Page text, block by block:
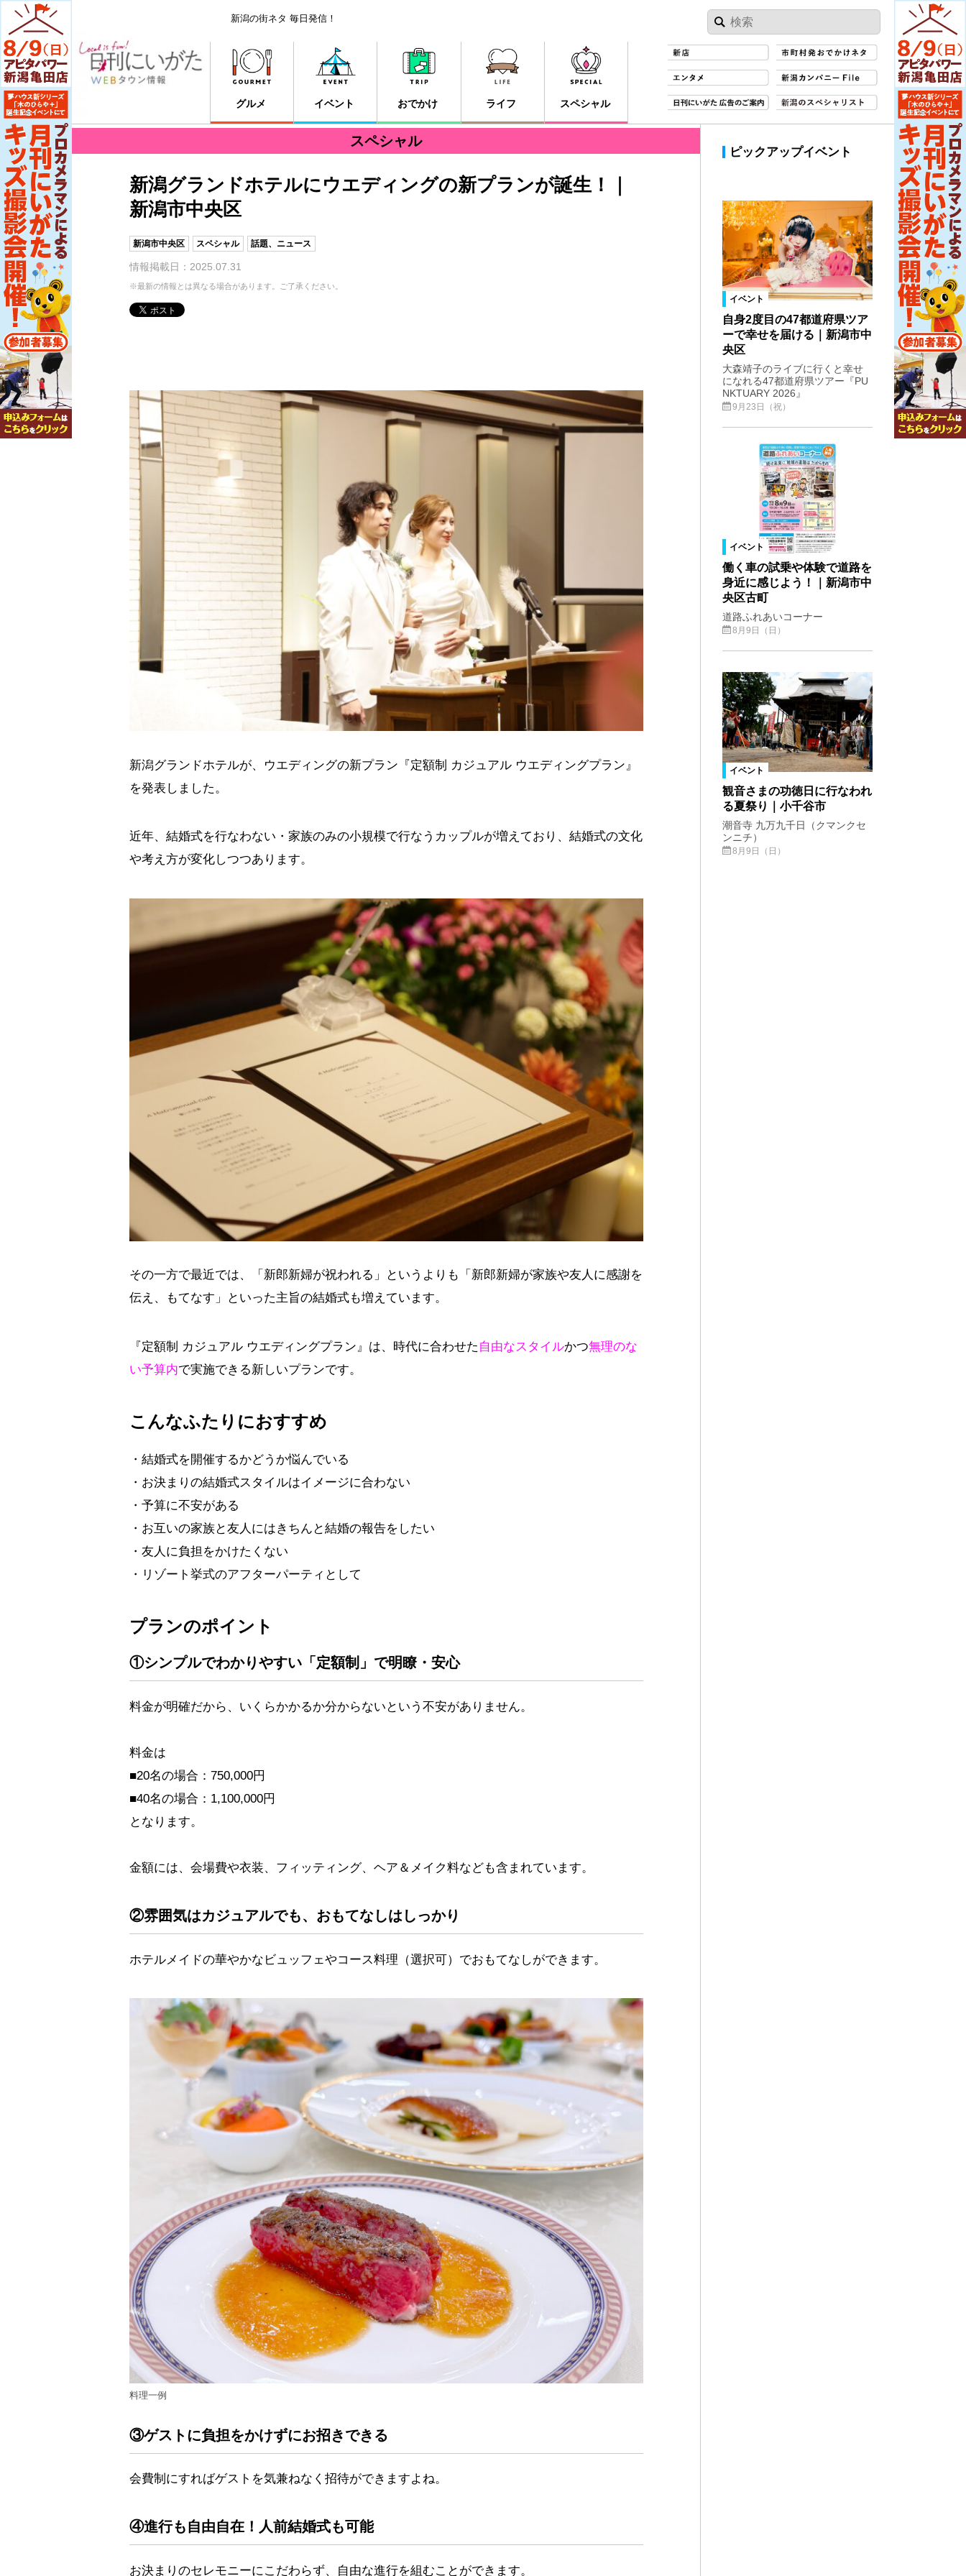
新潟の街ネタ 毎日発信！
グルメ イベント おでかけ ライフ スペシャル
スペシャル
新潟グランドホテルにウエディングの新プランが誕生！｜
新潟市中央区
新潟市中央区 スペシャル 話題、ニュース
情報掲載日：2025.07.31
※最新の情報とは異なる場合があります。ご了承ください。
新潟グランドホテルが、ウエディングの新プラン『定額制 カジュアル ウエディングプラン』
を発表しました。
近年、結婚式を行なわない・家族のみの小規模で行なうカップルが増えており、結婚式の文化
や考え方が変化しつつあります。
その一方で最近では、「新郎新婦が祝われる」というよりも「新郎新婦が家族や友人に感謝を
伝え、もてなす」といった主旨の結婚式も増えています。
『定額制 カジュアル ウエディングプラン』は、時代に合わせた 自由なスタイルかつ無理のな
い予算内で実施できる新しいプランです。
こんなふたりにおすすめ
・結婚式を開催するかどうか悩んでいる
・お決まりの結婚式スタイルはイメージに合わない
・予算に不安がある
・お互いの家族と友人にはきちんと結婚の報告をしたい
・友人に負担をかけたくない
・リゾート挙式のアフターパーティとして
プランのポイント
①シンプルでわかりやすい「定額制」で明瞭・安心
料金が明確だから、いくらかかるか分からないという不安がありません。
料金は
■20名の場合：750,000円
■40名の場合：1,100,000円
となります。
金額には、会場費や衣装、フィッティング、ヘア＆メイク料なども含まれています。
②雰囲気はカジュアルでも、おもてなしはしっかり
ホテルメイドの華やかなビュッフェやコース料理（選択可）でおもてなしができます。
料理一例
③ゲストに負担をかけずにお招きできる
会費制にすればゲストを気兼ねなく招待ができますよね。
④進行も自由自在！人前結婚式も可能
お決まりのセレモニーにこだわらず、自由な進行を組むことができます。
ピックアップイベント
イベント
自身2度目の47都道府県ツア
ーで幸せを届ける｜新潟市中
央区
大森靖子のライブに行くと幸せ
になれる47都道府県ツアー『PU
NKTUARY 2026』
9月23日（祝）
イベント
働く車の試乗や体験で道路を
身近に感じよう！｜新潟市中
央区古町
道路ふれあいコーナー
8月9日（日）
イベント
観音さまの功徳日に行なわれ
る夏祭り｜小千谷市
潮音寺 九万九千日（クマンクセ
ンニチ）
8月9日（日）